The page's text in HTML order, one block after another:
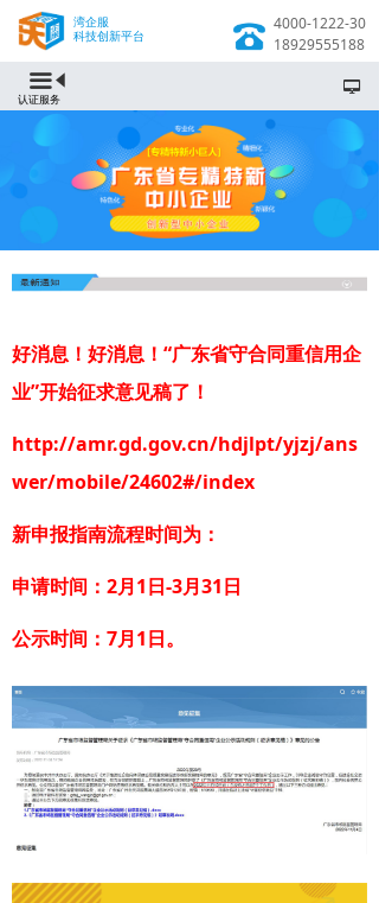
4000-1222-30
18929555188
湾企服
科技创新平台
넡
끀
认证服务
好消息！好消息！“广东省守合同重信用企
业”开始征求意见稿了！
http://amr.gd.gov.cn/hdjlpt/yjzj/ans
wer/mobile/24602#/index
新申报指南流程时间为：
申请时间：2月1日-3月31日
公示时间：7月1日。